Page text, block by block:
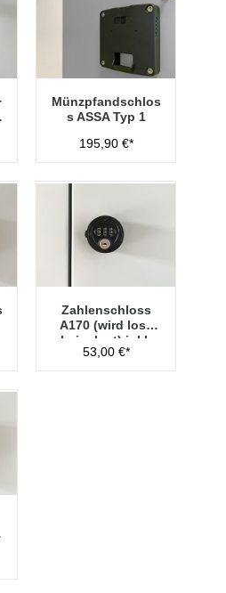
Münzpfandschlos
s ASSA Typ 1
195,90 €*
Zahlenschloss
A170 (wird lose
beigelegt) inkl.
Hauptschlüssel
53,00 €*